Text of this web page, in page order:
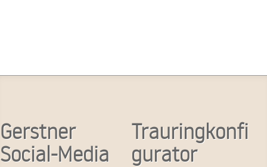
Gerstner
Social-Media
Trauringkonfi
gurator